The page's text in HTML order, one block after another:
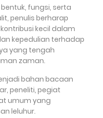
fungsi, serta
penulis berharap
kecil dalam
kepedulian terhadap
yang tengah
zaman.
bahan bacaan
peneliti, pegiat
umum yang
leluhur.